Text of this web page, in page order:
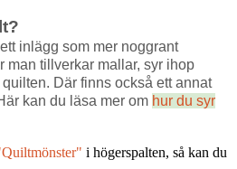
inlägg som mer noggrant
man tillverkar mallar, syr ihop
Där finns också ett annat
kan du läsa mer om hur du syr
i högerspalten, så kan du